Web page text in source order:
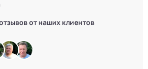
от наших клиентов